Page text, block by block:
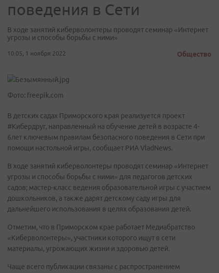
поведения в Сети
В ходе занятий киберволонтеры проводят семинар «Интернет
угрозы и способы борьбы с ними»
10:05, 1 ноября 2022 Общество
Фото: freepik.com
В детских садах Приморского края реализуется проект
#Кибердруг, направленный на обучение детей в возрасте 4-
6лет ключевым правилам безопасного поведения в Сети при
помощи настольной игры, сообщает РИА VladNews.
В ходе занятий киберволонтеры проводят семинар «Интернет
угрозы и способы борьбы с ними» для педагогов детских
садов; мастер-класс ведения образовательной игры с участием
дошкольников, а также дарят детскому саду игры для
дальнейшего использования в целях образования детей.
Отметим, что в Приморском крае работает Медиабратство
«Киберволонтеры», участники которого ищут в сети
материалы, угрожающих жизни и здоровью детей.
Чаще всего публикации связаны с распространением